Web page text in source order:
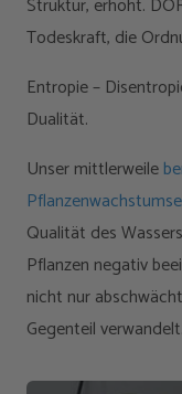
Struktur, erhöht.
Todeskraft, die
Entropie –
Dualität.
Unser mittlerweile
Qualität des
Pflanzen negativ
nicht nur
Gegenteil verwandelt.